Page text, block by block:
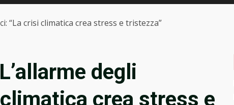
“La crisi climatica crea stress e tristezza”
degli
crea stress e